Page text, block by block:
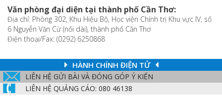
Văn phòng đại diện tại thành phố Cần Thơ:
Địa chỉ: Phòng 302, Khu Hiệu Bộ, Học viện Chính trị Khu vực IV, số
6 Nguyễn Văn Cừ (nối dài), thành phố Cần Thơ
Điện thoại/Fax: (0292) 6250868
HÀNH CHÍNH ĐIỆN TỬ
LIÊN HỆ GỬI BÀI VÀ ĐÓNG GÓP Ý KIẾN
LIÊN HỆ QUẢNG CÁO: 080 46138